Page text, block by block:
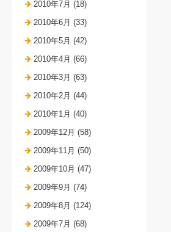
2010年7月 (18)
2010年6月 (33)
2010年5月 (42)
2010年4月 (66)
2010年3月 (63)
2010年2月 (44)
2010年1月 (40)
2009年12月 (58)
2009年11月 (50)
2009年10月 (47)
2009年9月 (74)
2009年8月 (124)
2009年7月 (68)